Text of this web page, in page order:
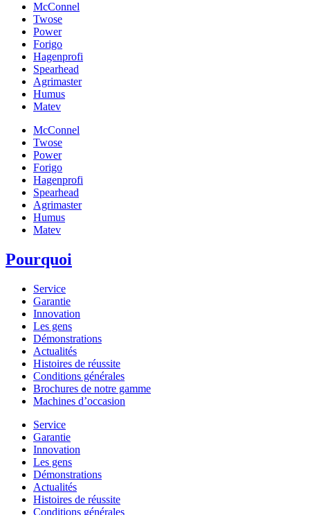
McConnel
Twose
Power
Forigo
Hagenprofi
Spearhead
Agrimaster
Humus
Matev
McConnel
Twose
Power
Forigo
Hagenprofi
Spearhead
Agrimaster
Humus
Matev
Pourquoi
Service
Garantie
Innovation
Les gens
Démonstrations
Actualités
Histoires de réussite
Conditions générales
Brochures de notre gamme
Machines d’occasion
Service
Garantie
Innovation
Les gens
Démonstrations
Actualités
Histoires de réussite
Conditions générales